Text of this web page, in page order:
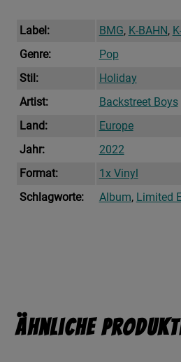
Label: BMG, K-BAHN,
Genre:
Pop
Stil:
Holiday
Artist:
Backstreet Boys
Land:
Europe
Jahr:
2022
Format:
1x Vinyl
Schlagworte:
Album, Limited
Ähnliche